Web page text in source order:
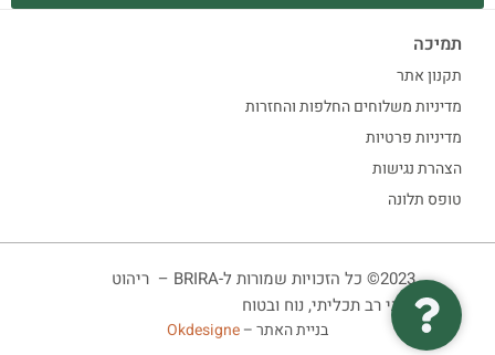
תמיכה
תקנון אתר
מדיניות משלוחים החלפות והחזרות
מדיניות פרטיות
הצהרת נגישות
טופס תלונה
2023© כל הזכויות שמורות ל-BRIRA – ריהוט
ביתי רב תכליתי, נוח ובטוח
בניית האתר –Okdesigne